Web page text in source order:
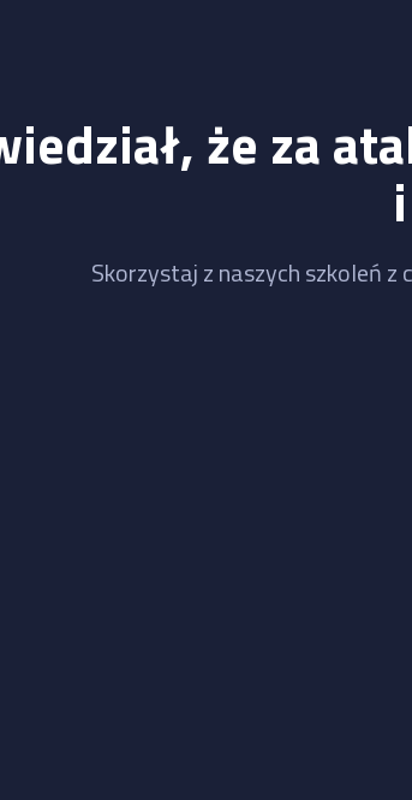
że za
Skorzystaj z naszych szkoleń